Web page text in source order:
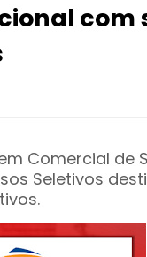
com
Comercial de
Seletivos